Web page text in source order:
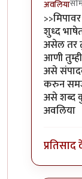
अवलिया
In reply
शुध्द
असेल तर
आणी
असे
करुन
असे शब्द
अवलिया
प्रतिसाद